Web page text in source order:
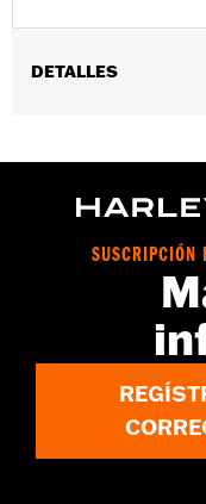
DETALLES
o el kit de horquilla
Installation
vinRequerido:false
1 año de
para
SUSCRIPCIÓN